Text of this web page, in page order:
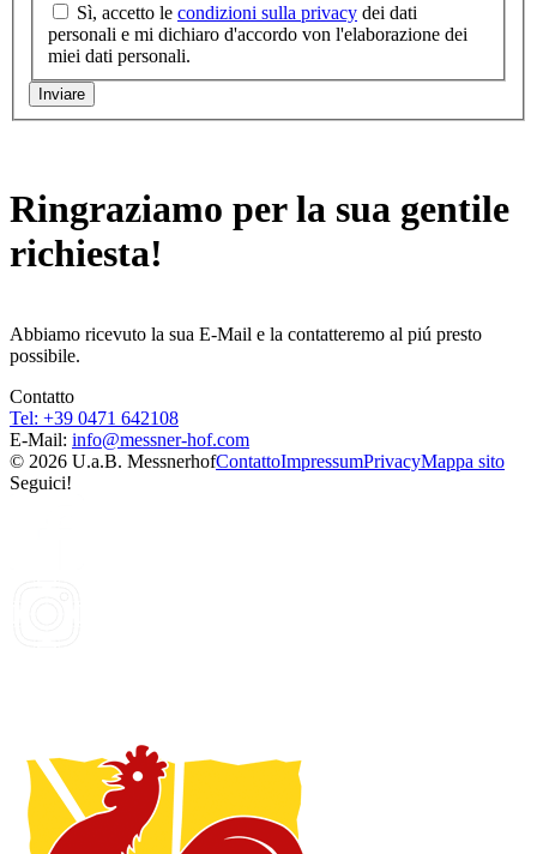
Sì, accetto le condizioni sulla privacy dei dati
personali e mi dichiaro d'accordo von l'elaborazione dei
miei dati personali.
Ringraziamo per la sua gentile
richiesta!
Abbiamo ricevuto la sua E-Mail e la contatteremo al piú presto
possibile.
Contatto
Tel: +39 0471 642108
E-Mail: info@messner-hof.com
© 2026 U.a.B. MessnerhofContattoImpressumPrivacyMappa sito
Seguici!